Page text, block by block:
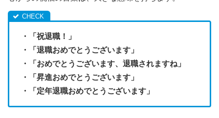
・「祝退職！」
・「退職おめでとうございます」
・「おめでとうございます、退職されますね」
・「昇進おめでとうございます」
・「定年退職おめでとうございます」